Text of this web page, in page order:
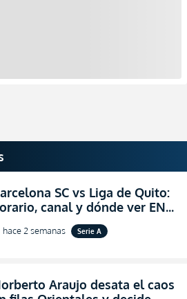
SC vs Liga de Quito:
canal y dónde ver EN
VIVO la Fecha 22 de la LigaPro
hace 2 semanas Serie A
Araujo desata el caos